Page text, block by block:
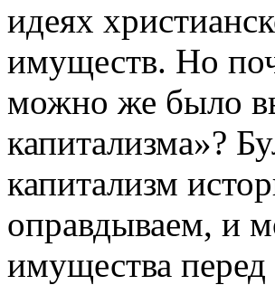
идеях
имуществ. Но
можно же было
капитализма»?
капитализм
оправдываем, и
имущества